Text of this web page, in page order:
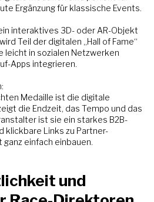
Ergänzung für klassische Events.
interaktives 3D- oder AR-Objekt
Teil der digitalen „Hall of Fame“
leicht in sozialen Netzwerken
Apps integrieren.
Medaille ist die digitale
die Endzeit, das Tempo und das
ist sie ein starkes B2B-
klickbare Links zu Partner-
einfach einbauen.
und